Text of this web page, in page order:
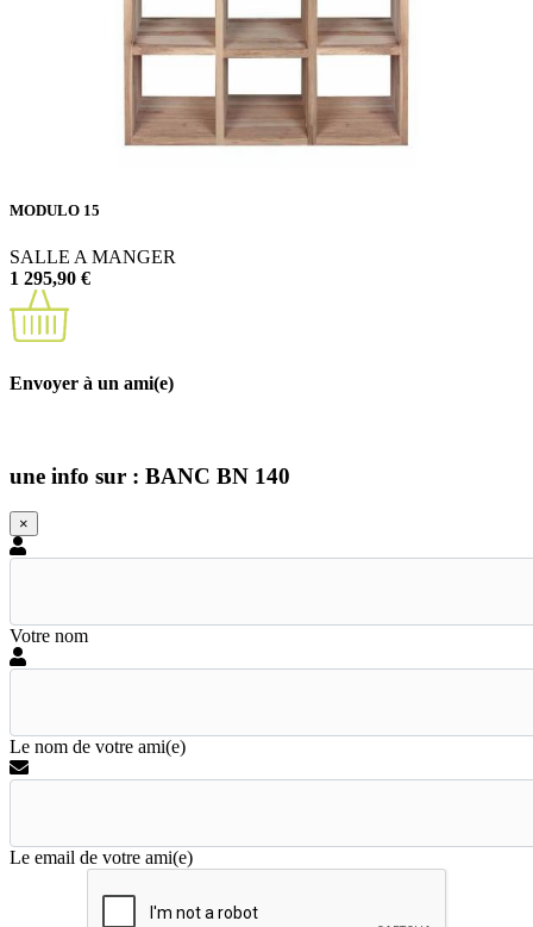
MODULO 15
SALLE A MANGER
1 295,90 €
Envoyer à un ami(e)
une info sur : BANC BN 140
×
Votre nom
Le nom de votre ami(e)
Le email de votre ami(e)